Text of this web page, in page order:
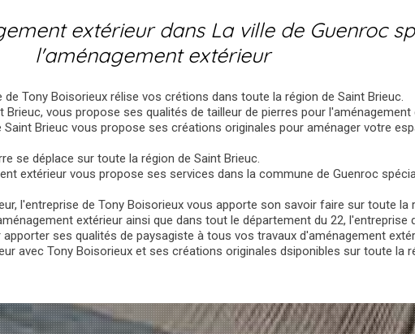
extérieur dans La ville de Guenroc
l'aménagement extérieur
Tony Boisorieux rélise vos crétions dans toute la région de Saint Brieuc.
Brieuc, vous propose ses qualités de tailleur de pierres pour l'aménagement
Brieuc vous propose ses créations originales pour aménager votre
se déplace sur toute la région de Saint Brieuc.
extérieur vous propose ses services dans la commune de Guenroc
l'entreprise de Tony Boisorieux vous apporte son savoir faire sur toute la
extérieur ainsi que dans tout le département du 22, l'entreprise
ses qualités de paysagiste à tous vos travaux d'aménagement
avec Tony Boisorieux et ses créations originales dsiponibles sur toute la